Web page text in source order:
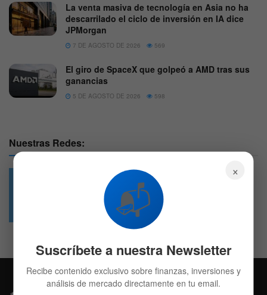
La venta masiva de tecnología en Asia no ha
descarrilado el ciclo de inversión en IA dice
JPMorgan
7 DE AGOSTO DE 2026 569
El giro de SpaceX que golpeó a AMD tras sus
ganancias
5 DE AGOSTO DE 2026 598
Nuestras Redes:
4.7k
Followers
×
📬
Suscríbete a nuestra Newsletter
Recibe contenido exclusivo sobre finanzas, inversiones y
análisis de mercado directamente en tu email.